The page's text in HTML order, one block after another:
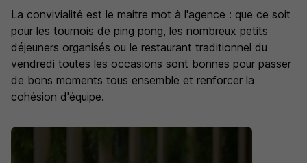
La convivialité est le maitre mot à l'agence : que ce soit
pour les tournois de ping pong, les nombreux petits
déjeuners organisés ou le restaurant traditionnel du
vendredi toutes les occasions sont bonnes pour passer
de bons moments tous ensemble et renforcer la
cohésion d'équipe.